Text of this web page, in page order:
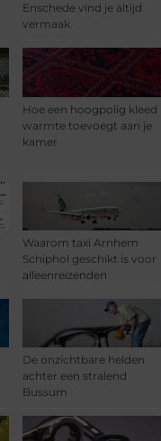
Enschede vind je altijd
vermaak
Hoe een hoogpolig kleed
warmte toevoegt aan je
kamer
Waarom taxi Arnhem
Schiphol geschikt is voor
alleenreizenden
De onzichtbare helden
achter een stralend
Bussum